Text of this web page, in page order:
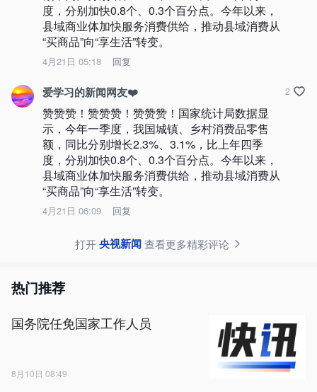
度，分别加快0.8个、0.3个百分点。今年以来，
县域商业体加快服务消费供给，推动县域消费从
“买商品”向“享生活”转变。
4月21日 05:18 回复
爱学习的新闻网友❤️
赞赞赞！赞赞赞！赞赞赞！国家统计局数据显
示，今年一季度，我国城镇、乡村消费品零售
额，同比分别增长2.3%、3.1%，比上年四季
度，分别加快0.8个、0.3个百分点。今年以来，
县域商业体加快服务消费供给，推动县域消费从
“买商品”向“享生活”转变。
4月21日 06:09 回复
2
打开央视新闻查看更多精彩评论
热门推荐
国务院任免国家工作人员
8月10日 08:49